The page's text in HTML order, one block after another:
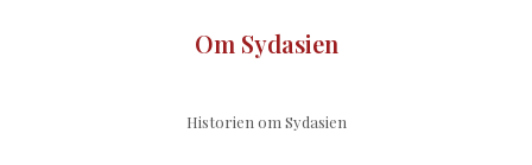
Om Sydasien
Historien om Sydasien